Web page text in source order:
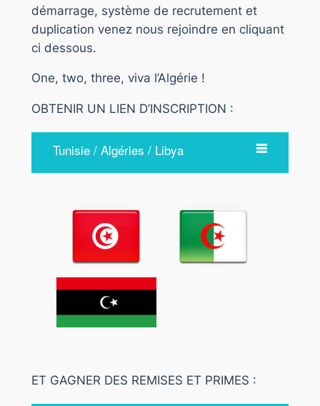
démarrage, système de recrutement et
duplication venez nous rejoindre en cliquant
ci dessous.
One, two, three, viva l’Algérie !
OBTENIR UN LIEN D’INSCRIPTION :
Tunisie / Algéries / Libya
ET GAGNER DES REMISES ET PRIMES :